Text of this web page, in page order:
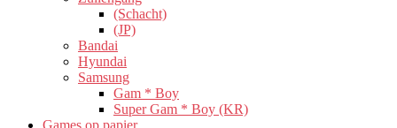
(Schacht)
(JP)
Bandai
Hyundai
Samsung
Gam * Boy
Super Gam * Boy (KR)